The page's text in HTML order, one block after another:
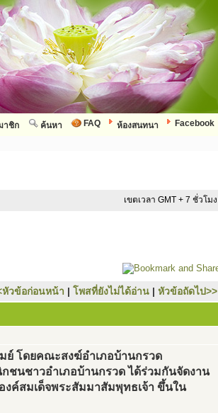
Facebook
ห้องสนทนา
FAQ
ค้นหา
าชิก
เขตเวลา GMT + 7 ชั่วโมง
หัวข้อก่อนหน้า | โพสที่ยังไม่ได้อ่าน | หัวข้อถัดไป>>
ย์ โดยคณะสงฆ์อำเภอบ้านกรวด
ชนชาวอำเภอบ้านกรวด ได้ร่วมกันจัดงาน
ค์สมเด็จพระสัมมาสัมพุทธเจ้า ขึ้นใน